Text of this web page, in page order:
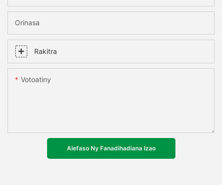
Orinasa
Rakitra
Votoatiny
Alefaso Ny Fanadihadiana Izao